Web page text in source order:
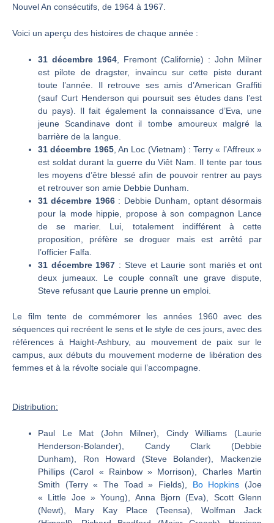
Nouvel An consécutifs, de 1964 à 1967.
Voici un aperçu des histoires de chaque année :
31 décembre 1964, Fremont (Californie) : John Milner
est pilote de dragster, invaincu sur cette piste durant
toute l’année. Il retrouve ses amis d’American Graffiti
(sauf Curt Henderson qui poursuit ses études dans l’est
du pays). Il fait également la connaissance d’Eva, une
jeune Scandinave dont il tombe amoureux malgré la
barrière de la langue.
31 décembre 1965, An Loc (Vietnam) : Terry « l’Affreux »
est soldat durant la guerre du Viêt Nam. Il tente par tous
les moyens d’être blessé afin de pouvoir rentrer au pays
et retrouver son amie Debbie Dunham.
31 décembre 1966: Debbie Dunham, optant désormais
pour la mode hippie, propose à son compagnon Lance
de se marier. Lui, totalement indifférent à cette
proposition, préfère se droguer mais est arrêté par
l’officier Falfa.
31 décembre 1967 : Steve et Laurie sont mariés et ont
deux jumeaux. Le couple connaît une grave dispute,
Steve refusant que Laurie prenne un emploi.
Le film tente de commémorer les années 1960 avec des
séquences qui recréent le sens et le style de ces jours, avec des
références à Haight-Ashbury, au mouvement de paix sur le
campus, aux débuts du mouvement moderne de libération des
femmes et à la révolte sociale qui l’accompagne.
Distribution:
Paul Le Mat (John Milner), Cindy Williams (Laurie
Henderson-Bolander), Candy Clark (Debbie
Dunham), Ron Howard (Steve Bolander), Mackenzie
Phillips (Carol « Rainbow » Morrison), Charles Martin
Smith (Terry « The Toad » Fields), Bo Hopkins (Joe
« Little Joe » Young), Anna Bjorn (Eva), Scott Glenn
(Newt), Mary Kay Place (Teensa), Wolfman Jack